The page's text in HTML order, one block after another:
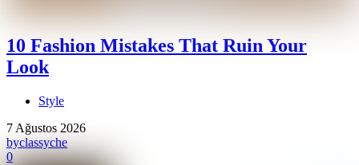
10 Fashion Mistakes That Ruin Your
Look
Style
7 Ağustos 2026
byclassyche
0